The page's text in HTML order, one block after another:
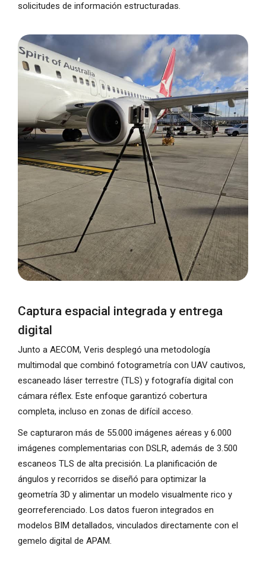
solicitudes de información estructuradas.
Captura espacial integrada y entrega
digital
Junto a AECOM, Veris desplegó una metodología
multimodal que combinó fotogrametría con UAV cautivos,
escaneado láser terrestre (TLS) y fotografía digital con
cámara réflex. Este enfoque garantizó cobertura
completa, incluso en zonas de difícil acceso.
Se capturaron más de 55.000 imágenes aéreas y 6.000
imágenes complementarias con DSLR, además de 3.500
escaneos TLS de alta precisión. La planificación de
ángulos y recorridos se diseñó para optimizar la
geometría 3D y alimentar un modelo visualmente rico y
georreferenciado. Los datos fueron integrados en
modelos BIM detallados, vinculados directamente con el
gemelo digital de APAM.